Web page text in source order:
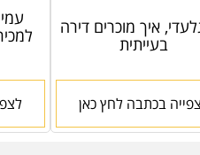
איך מוכרים דירה
בעייתית
בכתבה לחץ כאן